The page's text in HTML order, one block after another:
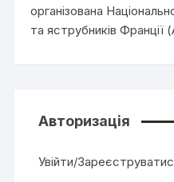
організована
та яструбників Франції
Авторизація
Увійти/